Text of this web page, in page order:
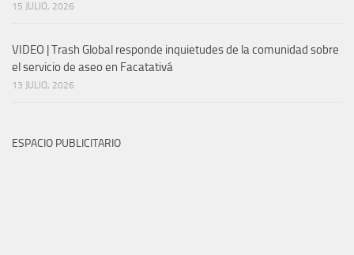
15 JULIO, 2026
VIDEO | Trash Global responde inquietudes de la comunidad sobre
el servicio de aseo en Facatativá
13 JULIO, 2026
ESPACIO PUBLICITARIO